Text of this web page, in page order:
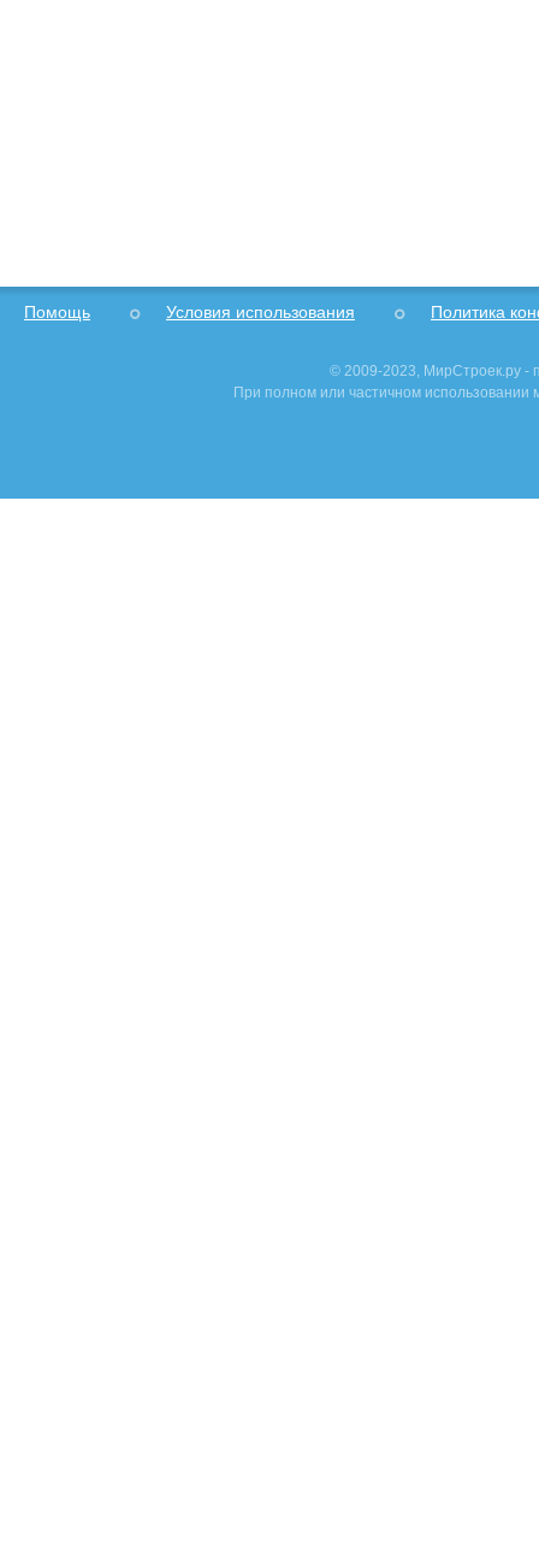
Помощь Условия использования Политика
© 2009-2023, МирСтроек.ру -
При полном или частичном использовании